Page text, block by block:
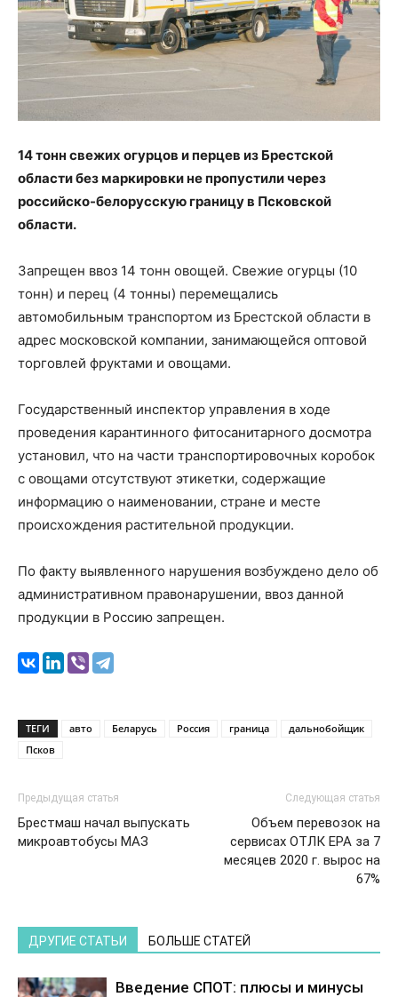
14 тонн свежих огурцов и перцев из Брестской
области без маркировки не пропустили через
российско-белорусскую границу в Псковской
области.
Запрещен ввоз 14 тонн овощей. Свежие огурцы (10
тонн) и перец (4 тонны) перемещались
автомобильным транспортом из Брестской области в
адрес московской компании, занимающейся оптовой
торговлей фруктами и овощами.
Государственный инспектор управления в ходе
проведения карантинного фитосанитарного досмотра
установил, что на части транспортировочных коробок
с овощами отсутствуют этикетки, содержащие
информацию о наименовании, стране и месте
происхождения растительной продукции.
По факту выявленного нарушения возбуждено дело об
административном правонарушении, ввоз данной
продукции в Россию запрещен.
ТЕГИ авто Беларусь Россия граница
дальнобойщик
Псков
Предыдущая статья
Брестмаш начал выпускать
микроавтобусы МАЗ
Следующая статья
Объем перевозок на
сервисах ОТЛК ЕРА за 7
месяцев 2020 г. вырос на
67%
ДРУГИЕ СТАТЬИ БОЛЬШЕ СТАТЕЙ
Введение СПОТ: плюсы и минусы